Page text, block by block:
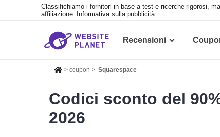
Classifichiamo i fornitori in base a test e ricerche rigorosi,
affiliazione. Informativa sulla pubblicità.
Recensioni
> coupon > Squarespace
Codici sconto del
2026